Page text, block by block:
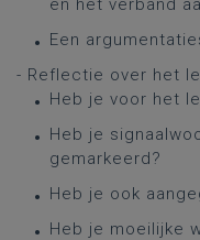
en het verband
Een
- Reflectie over het
Heb je voor het
Heb je
gemarkeerd?
Heb je ook
Heb je moeilijke